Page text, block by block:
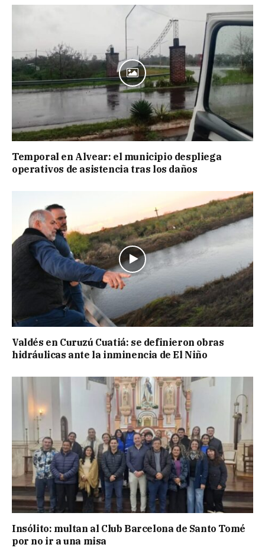
Temporal en Alvear: el municipio despliega
operativos de asistencia tras los daños
Valdés en Curuzú Cuatiá: se definieron obras
hidráulicas ante la inminencia de El Niño
Insólito: multan al Club Barcelona de Santo Tomé
por no ir a una misa